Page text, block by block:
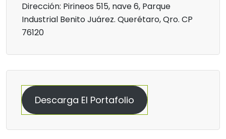
Dirección: Pirineos 515, nave 6, Parque
Industrial Benito Juárez. Querétaro, Qro. CP
76120
Descarga El Portafolio